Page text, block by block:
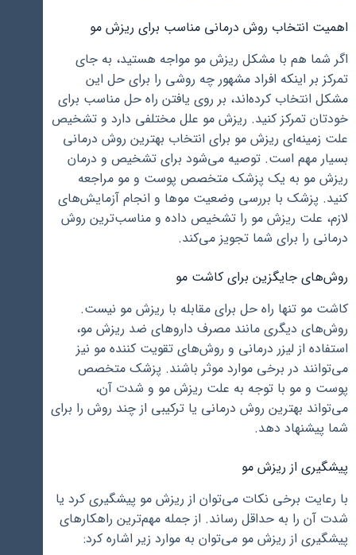
اهمیت انتخاب روش درمانی مناسب برای ریزش مو
اگر شما هم با مشکل ریزش مو مواجه هستید، به جای
تمرکز بر اینکه افراد مشهور چه روشی را برای حل این
مشکل انتخاب کرده‌اند، بر روی یافتن راه حل مناسب برای
خودتان تمرکز کنید. ریزش مو علل مختلفی دارد و تشخیص
علت زمینه‌ای ریزش مو برای انتخاب بهترین روش درمانی
بسیار مهم است. توصیه می‌شود برای تشخیص و درمان
ریزش مو به یک پزشک متخصص پوست و مو مراجعه
کنید. پزشک با بررسی وضعیت موها و انجام آزمایش‌های
لازم، علت ریزش مو را تشخیص داده و مناسب‌ترین روش
درمانی را برای شما تجویز می‌کند.
روش‌های جایگزین برای کاشت مو
کاشت مو تنها راه حل برای مقابله با ریزش مو نیست.
روش‌های دیگری مانند مصرف داروهای ضد ریزش مو،
استفاده از لیزر درمانی و روش‌های تقویت کننده مو نیز
می‌توانند در برخی موارد موثر باشند. پزشک متخصص
پوست و مو با توجه به علت ریزش مو و شدت آن،
می‌تواند بهترین روش درمانی یا ترکیبی از چند روش را برای
شما پیشنهاد دهد.
پیشگیری از ریزش مو
با رعایت برخی نکات می‌توان از ریزش مو پیشگیری کرد یا
شدت آن را به حداقل رساند. از جمله مهم‌ترین راهکارهای
پیشگیری از ریزش مو می‌توان به موارد زیر اشاره کرد: